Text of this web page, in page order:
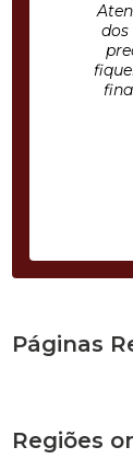
dos
Páginas
Regiões